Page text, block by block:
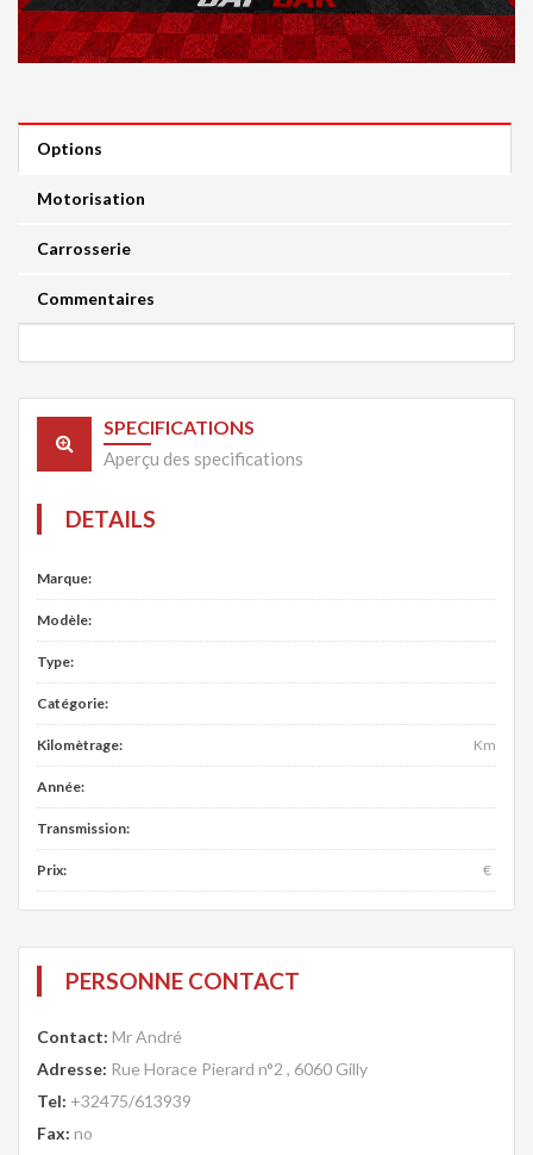
Options
Motorisation
Carrosserie
Commentaires
SPECIFICATIONS
Aperçu des specifications
DETAILS
Marque:
Modèle:
Type:
Catégorie:
Kilomètrage: Km
Année:
Transmission:
Prix: €
PERSONNE CONTACT
Contact: Mr André
Adresse: Rue Horace Pierard n°2 , 6060 Gilly
Tel: +32475/613939
Fax: no